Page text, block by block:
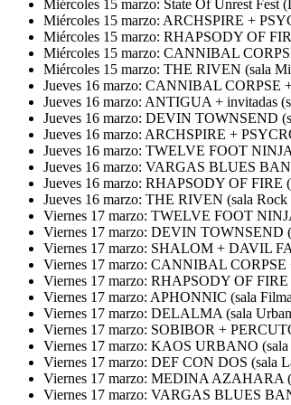
Miércoles 15 marzo: State Of Unrest
Miércoles 15 marzo: ARCHSPIRE +
Miércoles 15 marzo: RHAPSODY OF
Miércoles 15 marzo: CANNIBAL
Miércoles 15 marzo: THE RIVEN (sala
Jueves 16 marzo: CANNIBAL
Jueves 16 marzo: ANTIGUA + invitadas
Jueves 16 marzo: DEVIN TOWNSEND
Jueves 16 marzo: ARCHSPIRE +
Jueves 16 marzo: TWELVE FOOT
Jueves 16 marzo: VARGAS BLUES
Jueves 16 marzo: RHAPSODY OF FIRE
Jueves 16 marzo: THE RIVEN (sala Rock
Viernes 17 marzo: TWELVE FOOT
Viernes 17 marzo: DEVIN TOWNSEND
Viernes 17 marzo: SHALOM + DAVIL
Viernes 17 marzo: CANNIBAL
Viernes 17 marzo: RHAPSODY OF FIRE
Viernes 17 marzo: APHONNIC (sala
Viernes 17 marzo: DELALMA (sala
Viernes 17 marzo: SOBIBOR +
Viernes 17 marzo: KAOS URBANO
Viernes 17 marzo: DEF CON DOS (sala
Viernes 17 marzo: MEDINA AZAHARA
Viernes 17 marzo: VARGAS BLUES